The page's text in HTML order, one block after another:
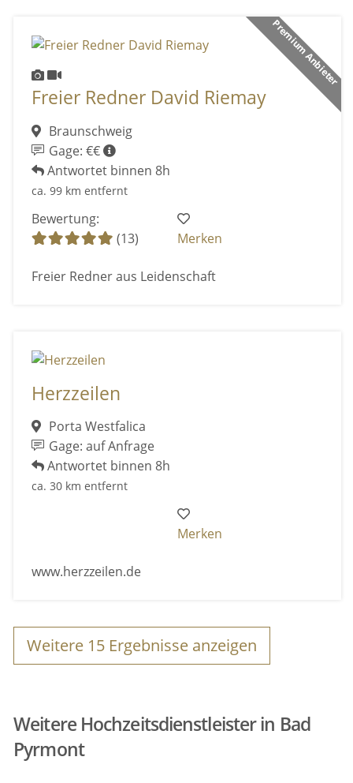
Premium Anbieter
Freier Redner David Riemay
Braunschweig
Gage: €€
Antwortet binnen 8h
ca. 99 km entfernt
Bewertung:
(13)
Merken
Freier Redner aus Leidenschaft
Herzzeilen
Porta Westfalica
Gage: auf Anfrage
Antwortet binnen 8h
ca. 30 km entfernt
Merken
www.herzzeilen.de
Weitere 15 Ergebnisse anzeigen
Weitere Hochzeitsdienstleister in Bad
Pyrmont